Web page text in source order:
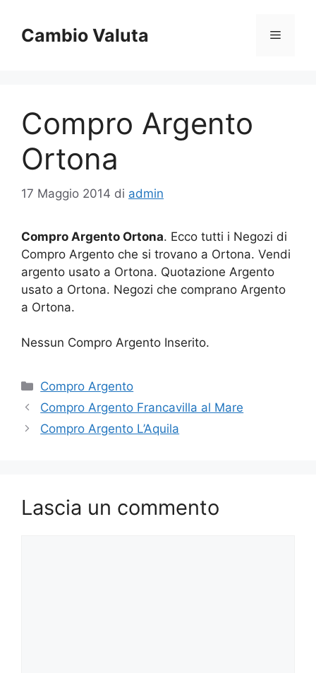
contenuto
Cambio Valuta Menu
Compro Argento
Ortona
17 Maggio 2014 di admin
Compro Argento Ortona. Ecco tutti i Negozi di
Compro Argento che si trovano a Ortona. Vendi
argento usato a Ortona. Quotazione Argento
usato a Ortona. Negozi che comprano Argento
a Ortona.
Nessun Compro Argento Inserito.
Categorie
Compro Argento
Compro Argento Francavilla al Mare
Compro Argento L’Aquila
Lascia un commento